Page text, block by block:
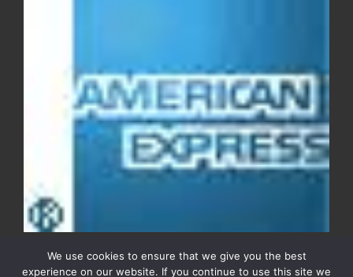
We use cookies to ensure that we give you the best
experience on our website. If you continue to use this site we